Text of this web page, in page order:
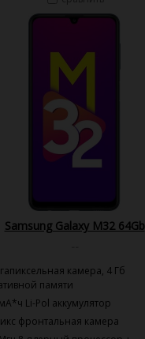
Samsung Galaxy M32 64Gb
камера, 4 Гб
памяти
Li-Pol аккумулятор
фронтальная камера